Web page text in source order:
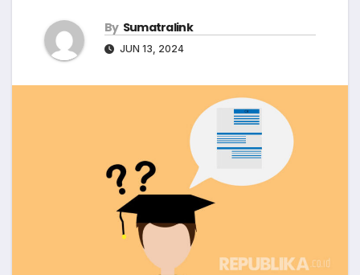
By Sumatralink
JUN 13, 2024